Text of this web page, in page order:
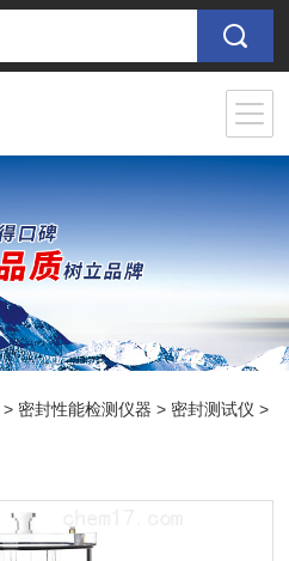
> 密封性能检测仪器 > 密封测试仪 >